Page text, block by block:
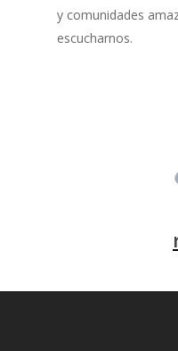
y comunidades
escucharnos.